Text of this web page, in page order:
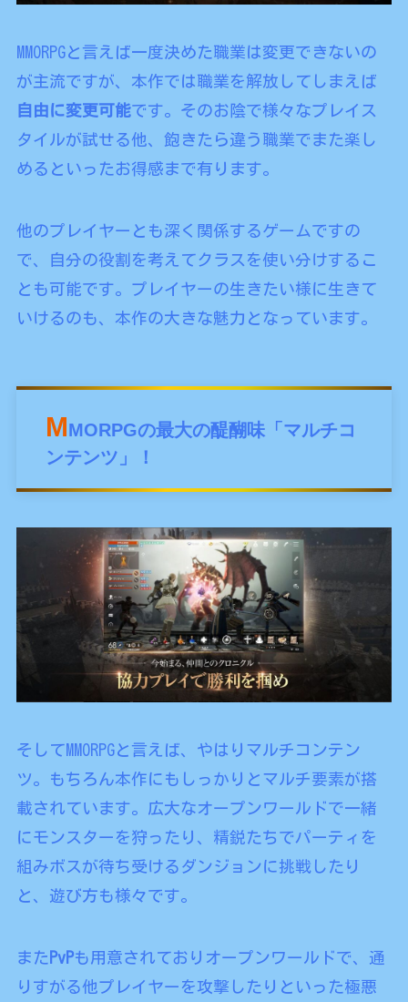
MMORPGと言えば一度決めた職業は変更できないの
が主流ですが、本作では職業を解放してしまえば
自由に変更可能です。そのお陰で様々なプレイス
タイルが試せる他、飽きたら違う職業でまた楽し
めるといったお得感まで有ります。
他のプレイヤーとも深く関係するゲームですの
で、自分の役割を考えてクラスを使い分けするこ
とも可能です。プレイヤーの生きたい様に生きて
いけるのも、本作の大きな魅力となっています。
MMORPGの最大の醍醐味「マルチコ
ンテンツ」！
そしてMMORPGと言えば、やはりマルチコンテン
ツ。もちろん本作にもしっかりとマルチ要素が搭
載されています。広大なオープンワールドで一緒
にモンスターを狩ったり、精鋭たちでパーティを
組みボスが待ち受けるダンジョンに挑戦したり
と、遊び方も様々です。
また PvPも用意されておりオープンワールドで、通
りすがる他プレイヤーを攻撃したりといった極悪